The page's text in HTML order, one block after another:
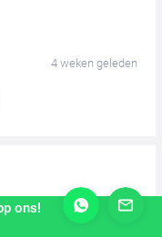
4 weken geleden
ons!